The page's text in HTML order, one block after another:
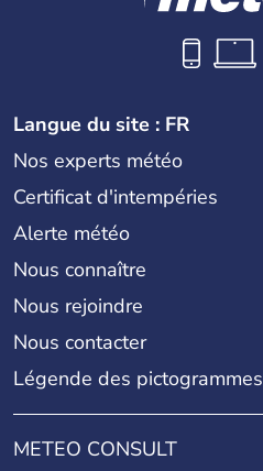
Langue du site : FR
Nos experts météo
Certificat d'intempéries
Alerte météo
Nous connaître
Nous rejoindre
Nous contacter
Légende des pictogrammes
METEO CONSULT